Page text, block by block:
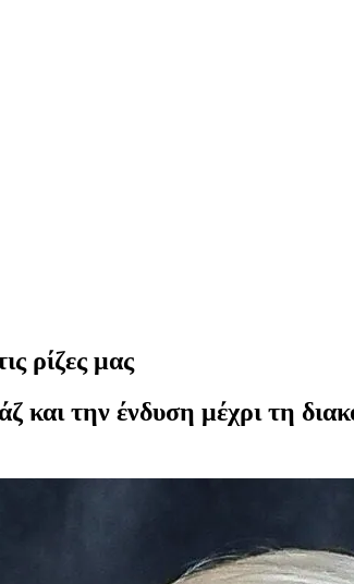
ρίζες μας
την ένδυση μέχρι τη